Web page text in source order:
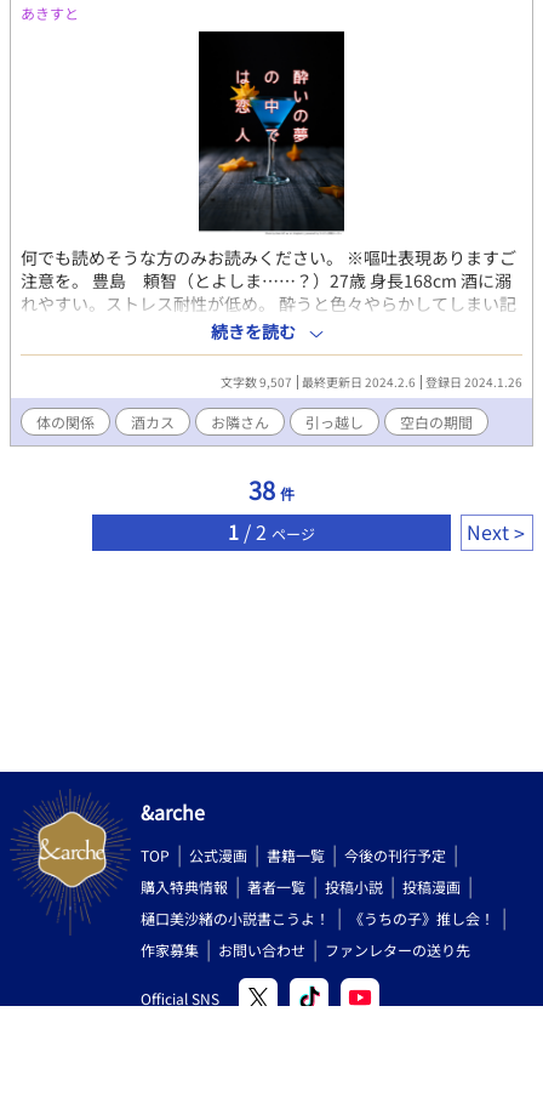
あきすと
何でも読めそうな方のみお読みください。 ※嘔吐表現ありますご
注意を。 豊島 頼智（とよしま……？）27歳 身長168cm 酒に溺
れやすい。ストレス耐性が低め。 酔うと色々やらかしてしまい記
憶薄め。 仕事を辞めるまでは、真面目に働いていた。 生活する事
が下手な自覚はある。 趣味は字を書く事。 守岡 （かみおか）
190㎝ 年齢不詳（アラサー？） あまり部屋から出ずに在宅で仕事
をしている。喫煙者。 頼智に対しては最終から なぜか好意的だっ
た。 続きはこちらで書きます。 セフレ？から恋人になっていくん
だと思います。 頼智の名前、あえて読み方は伏せておきます。分
続きを読む
文字数 9,507 最終更新日 2024.2.6 登録日 2024.1.26
体の関係 酒カス お隣さん 引っ越し 空白の期間
38 件
1 / 2 ページ Next
&arche
TOP 公式漫画 書籍一覧
今後の刊行予定
購入特典情報
著者一覧 投稿小説
投稿漫画
樋口美沙緒の小説書こうよ！
《うちの子》推し会！
作家募集
お問い合わせ ファンレターの送り先
Official SNS